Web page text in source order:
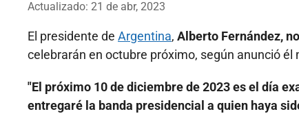
Actualizado: 21 de abr, 2023
El presidente de Argentina, Alberto Fernández,
celebrarán en octubre próximo, según anunció
"El próximo 10 de diciembre de 2023 es el día
entregaré la banda presidencial a quien haya